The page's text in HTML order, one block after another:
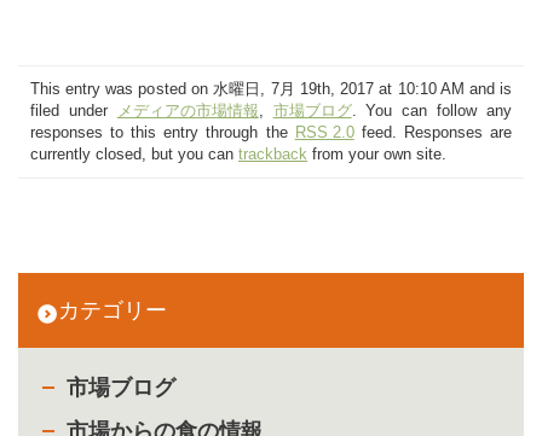
カテゴリー
市場ブログ
市場からの食の情報
This entry was posted on 水曜日, 7月 19th, 2017 at 10:10 AM and is
filed under
メディアの市場情報, 市場ブログ. You can follow any
responses to this entry through the RSS 2.0feed. Responses are
currently closed, but you can trackback from your own site.